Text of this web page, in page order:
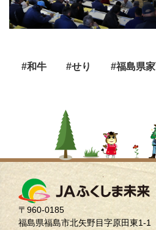
#和牛 #せり #福島県
〒960-0185
福島県福島市北矢野目字原田東1-1